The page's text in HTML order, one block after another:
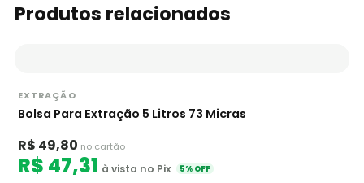
Produtos relacionados
EXTRAÇÃO
Bolsa Para Extração 5 Litros 73 Micras
R$ 49,80 no cartão
R$ 47,31 à vista no Pix 5% OFF